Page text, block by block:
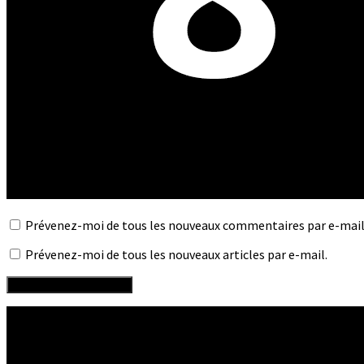
Prévenez-moi de tous les nouveaux commentaires par e-
Prévenez-moi de tous les nouveaux articles par e-mail.